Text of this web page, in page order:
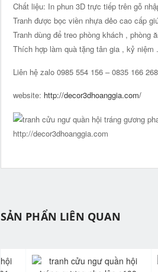
Chất liệu: In phun 3D trực tiếp trên gỗ
Tranh được bọc viền nhựa dẻo cao cấp
Tranh dùng để treo phòng khách ,
Thích hợp làm quà tặng tân gia , kỷ
Liên hệ zalo 0985 554 156 – 0835 166
website: http://decor3dhoanggia.com/
http://decor3dhoanggia.com
SẢN PHẨN LIÊN QUAN